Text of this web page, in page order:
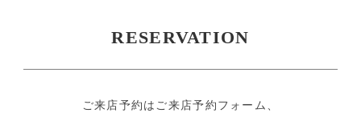
RESERVATION
ご来店予約はご来店予約フォーム、